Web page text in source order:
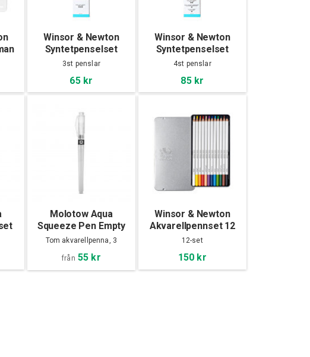
Winsor & Newton
Syntetpenselset
Foundation Akvarell
3st penslar
65 kr
Winsor & Newton
Syntetpenselset
Foundation Akvarell
4st penslar
85 kr
Molotow Aqua
Squeeze Pen Empty
Tom akvarellpenna, 3
från 55 kr
Winsor & Newton
Akvarellpennset 12
set
12-set
150 kr